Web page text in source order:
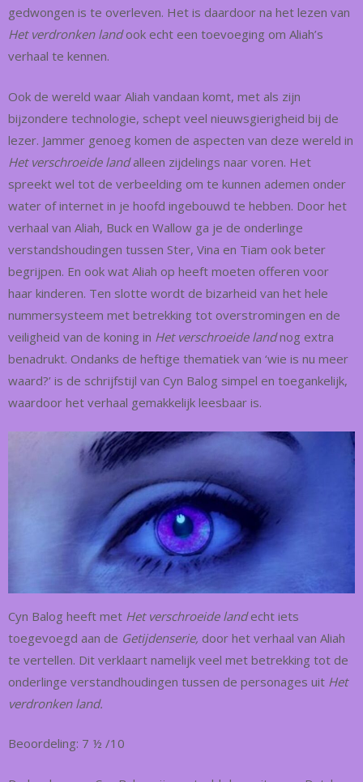
gedwongen is te overleven. Het is daardoor na het lezen van
Het verdronken landook echt een toevoeging om Aliah’s
verhaal te kennen.
Ook de wereld waar Aliah vandaan komt, met als zijn
bijzondere technologie, schept veel nieuwsgierigheid bij de
lezer. Jammer genoeg komen de aspecten van deze wereld in
Het verschroeide landalleen zijdelings naar voren. Het
spreekt wel tot de verbeelding om te kunnen ademen onder
water of internet in je hoofd ingebouwd te hebben. Door het
verhaal van Aliah, Buck en Wallow ga je de onderlinge
verstandshoudingen tussen Ster, Vina en Tiam ook beter
begrijpen. En ook wat Aliah op heeft moeten offeren voor
haar kinderen. Ten slotte wordt de bizarheid van het hele
nummersysteem met betrekking tot overstromingen en de
veiligheid van de koning in Het verschroeide landnog extra
benadrukt. Ondanks de heftige thematiek van ‘wie is nu meer
waard?’ is de schrijfstijl van Cyn Balog simpel en toegankelijk,
waardoor het verhaal gemakkelijk leesbaar is.
Cyn Balog heeft met Het verschroeide landecht iets
toegevoegd aan de Getijdenserie, door het verhaal van Aliah
te vertellen. Dit verklaart namelijk veel met betrekking tot de
onderlinge verstandhoudingen tussen de personages uit Het
verdronken land.
Beoordeling: 7 ½ /10